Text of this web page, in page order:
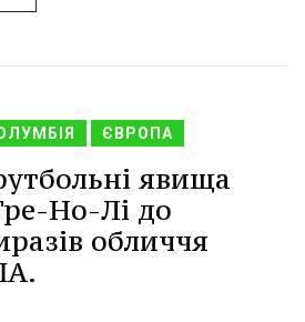
ЄВРОПА
явища
Но-Лі до
обличчя